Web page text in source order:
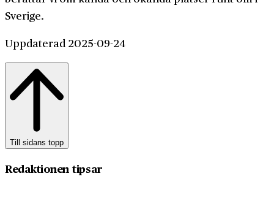
Sverige.
Uppdaterad 2025-09-24
Till sidans topp
Redaktionen tipsar